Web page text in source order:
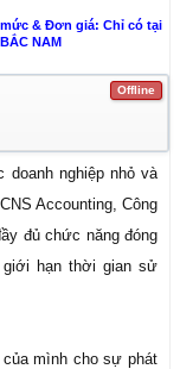
& Đơn giá: Chỉ có tại
NAM
Offline
nghiệp nhỏ và
Accounting, Công
đủ chức năng đóng
giới hạn thời gian sử
mình cho sự phát